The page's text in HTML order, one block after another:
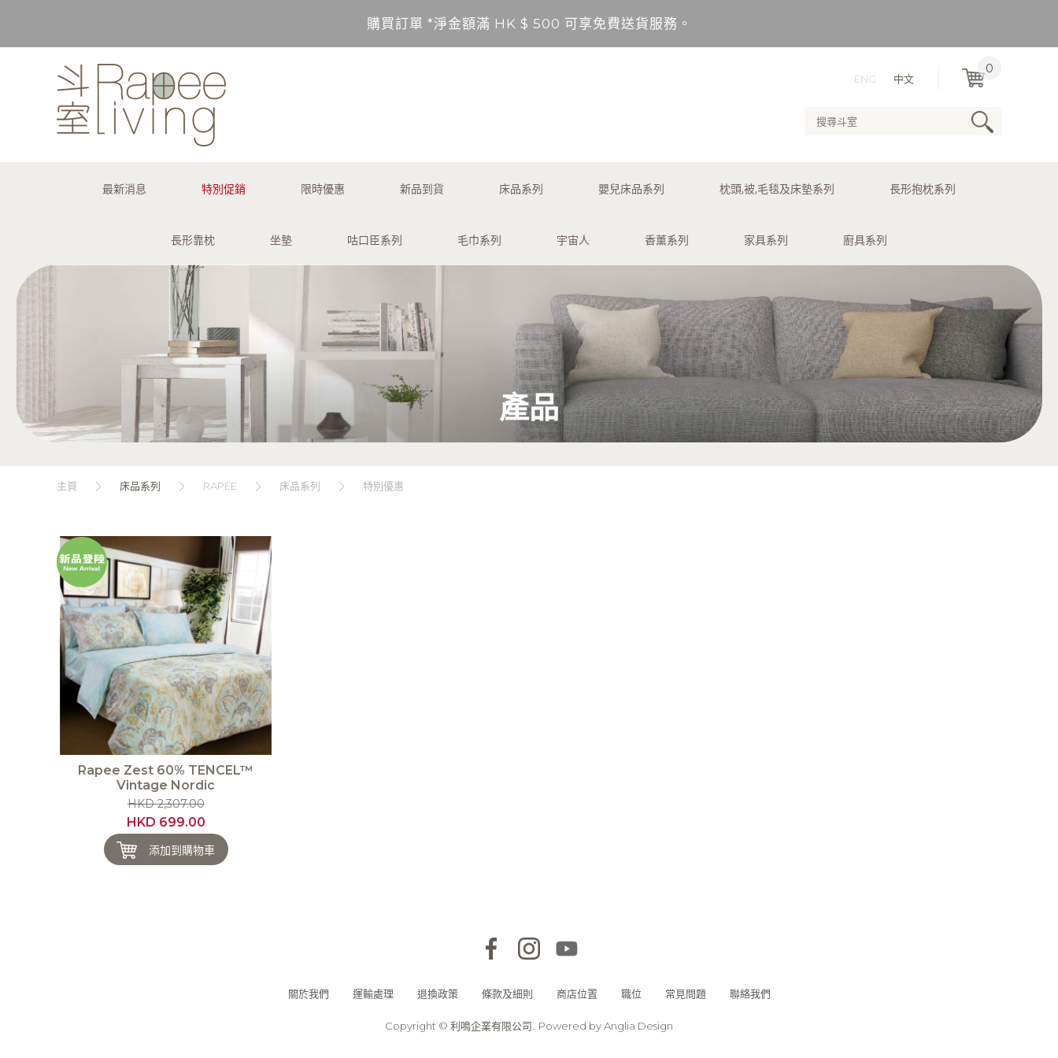
購買訂單 *淨金額滿 HK $ 500 可享免費送貨服務。
購買訂單 *淨金額滿 HK $ 500 可享免費送貨服務。
購買訂單 *淨金額未滿 HK $ 500，需另加 HK$ 50 服務費享用送貨服務。
ENG 中文
0
最新消息 特別促銷 限時優惠 新品到貨 床品系列 嬰兒床品系列 枕頭,被,毛毯及床墊系列 長形抱枕系列
長形靠枕 坐墊 咕口臣系列 毛巾系列 宇宙人 香薰系列 家具系列 廚具系列
產品
主頁 床品系列 RAPEE 床品系列 特別優惠
Rapee Zest 60% TENCEL™
Vintage Nordic
HKD 2,307.00
HKD 699.00
添加到購物車
關於我們 運輸處理 退換政策 條款及細則 商店位置 職位 常見問題 聯絡我們
Copyright © 利鳴企業有限公司. Powered byAnglia Design